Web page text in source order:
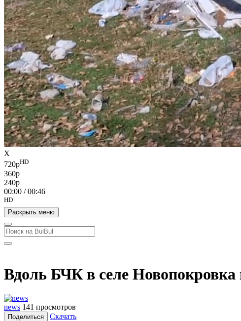
X
720pHD
360p
240p
00:00 /00:46
HD
Раскрыть меню
Вдоль БЧК в селе
news 141 просмотров
Поделиться
Скачать